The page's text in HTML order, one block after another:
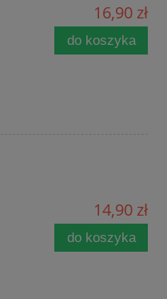
16,90 zł
do koszyka
14,90 zł
do koszyka